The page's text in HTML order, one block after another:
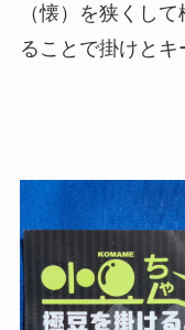
（懐）を狭くし
ることで掛けとキ